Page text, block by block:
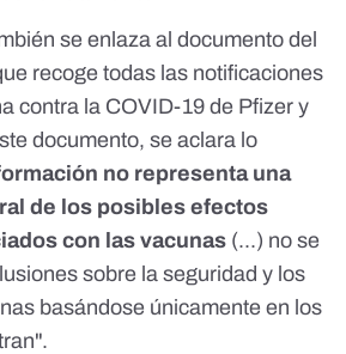
se enlaza al documento del
recoge todas las notificaciones
contra la COVID-19 de Pfizer y
documento, se aclara lo
no representa una
de los posibles efectos
con las vacunas (...) no se
sobre la seguridad y los
basándose únicamente en los